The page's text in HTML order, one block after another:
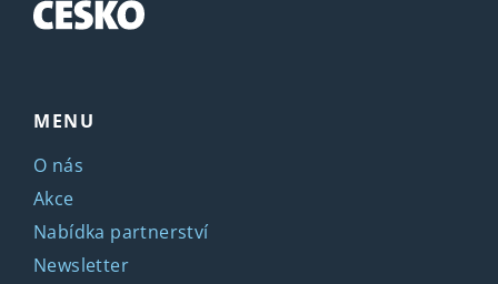
MENU
O nás
Akce
Nabídka partnerství
Newsletter